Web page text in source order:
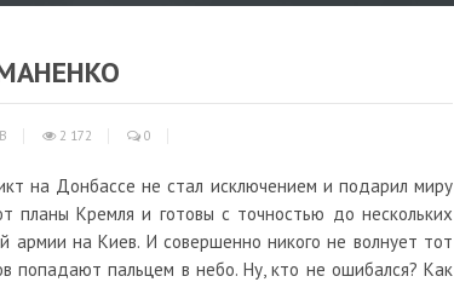
2 172 0
на Донбассе не стал исключением и подарил миру
планы Кремля и готовы с точностью до нескольких
армии на Киев. И совершенно никого не волнует тот
попадают пальцем в небо. Ну, кто не ошибался? Как